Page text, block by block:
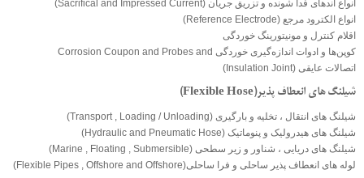
انواع آندهای فدا شونده و تزریق جریان (Sacrifical and Impressed Current)
انواع الکترود مرجع (Reference Electrode)
اقلام کنترل و مونیتورینگ خوردگی
کوپن‌ها و ادوات اندازه‌گیری خوردگی Corrosion Coupon and Probes and
اتصالات عایقی (Insulation Joint)
شیلنگ های انعطاف پذیر(Flexible Hose)
شیلنگ های انتقال ، تخلیه و بارگیری (Transport , Loading / Unloading)
شیلنگ های هیدرولیک و پنوماتیک (Hydraulic and Pneumatic Hose)
شیلنگ های دریایی ، شناور و زیر سطحی (Marine , Floating , Submersible)
لوله های انعطاف پذیر ساحلی و فرا ساحلی(Flexible Pipes , Offshore and Offshore)